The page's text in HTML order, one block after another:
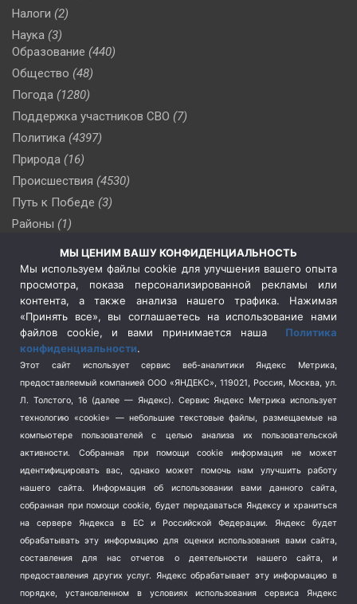
Налоги (2)
Наука (3)
Образование (440)
Общество (48)
Погода (1280)
Поддержка участников СВО (7)
Политика (4397)
Природа (16)
Происшествия (4530)
Путь к Победе (3)
Районы (1)
(510)
Сельское хозяйство (3)
Социальная политика
(3)
Спецоперация в Украине
Спецоперация на Украине
(404)
Спорт (740)
Терроризм (1)
Транспорт (262)
Туризм (178)
Флот (76)
Школа и спорт (2)
Экология (8)
Экономика (1172)
МЫ ЦЕНИМ ВАШУ КОНФИДЕНЦИАЛЬНОСТЬ
Мы используем файлы cookie для улучшения вашего опыта
просмотра, показа персонализированной рекламы или
контента, а также анализа нашего трафика. Нажимая
«Принять все», вы соглашаетесь на использование нами
файлов cookie, и вами принимается наша Политика
конфиденциальности.
Этот сайт использует сервис веб-аналитики Яндекс Метрика,
предоставляемый компанией ООО «ЯНДЕКС», 119021, Россия, Москва, ул.
Л. Толстого, 16 (далее — Яндекс). Сервис Яндекс Метрика использует
технологию «cookie» — небольшие текстовые файлы, размещаемые на
компьютере пользователей с целью анализа их пользовательской
активности.
Собранная при помощи cookie информация не может
идентифицировать вас, однако может помочь нам улучшить работу
нашего сайта. Информация об использовании вами данного сайта,
собранная при помощи cookie, будет передаваться Яндексу и храниться
на сервере Яндекса в ЕС и Российской Федерации. Яндекс будет
обрабатывать эту информацию для оценки использования вами сайта,
составления для нас отчетов о деятельности нашего сайта, и
предоставления других услуг. Яндекс обрабатывает эту информацию в
порядке, установленном в условиях использования сервиса Яндекс